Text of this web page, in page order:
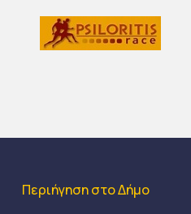
Περιήγηση στο Δήμο